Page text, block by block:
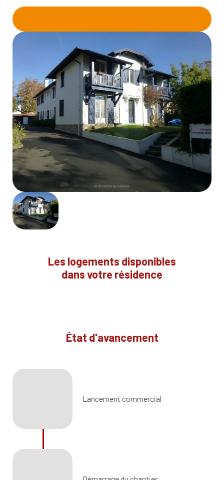
Les logements disponibles
dans votre résidence
État d'avancement
Lancement commercial